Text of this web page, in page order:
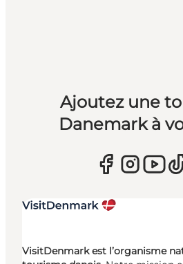
Ajoutez une
Danemark à
VisitDenmark est l’organisme